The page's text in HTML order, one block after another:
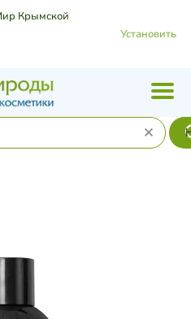
Крымской
Установить